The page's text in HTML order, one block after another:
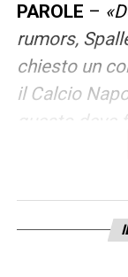
PAROLE –
rumors,
chiesto un
il Calcio
questo deve
regole è
non è una
qualcosa